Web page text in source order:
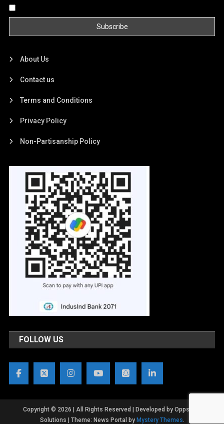
About Us
Contact us
Terms and Conditions
Privacy Policy
Non-Partisanship Policy
FOLLOW US
Copyright © 2026 | All Rights Reserved | Developed by OppsWeb
Solutions
Theme: News Portal by Mystery Themes.